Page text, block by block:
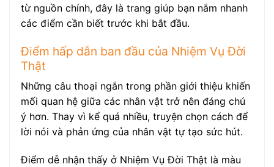
từ nguồn chính, đây là trang giúp bạn nắm nhanh
các điểm cần biết trước khi bắt đầu.
Điểm hấp dẫn ban đầu của Nhiệm Vụ Đời
Thật
Những câu thoại ngắn trong phần giới thiệu khiến
mối quan hệ giữa các nhân vật trở nên đáng chú
ý hơn. Thay vì kể quá nhiều, truyện chọn cách để
lời nói và phản ứng của nhân vật tự tạo sức hút.
Điểm dễ nhận thấy ở Nhiệm Vụ Đời Thật là màu